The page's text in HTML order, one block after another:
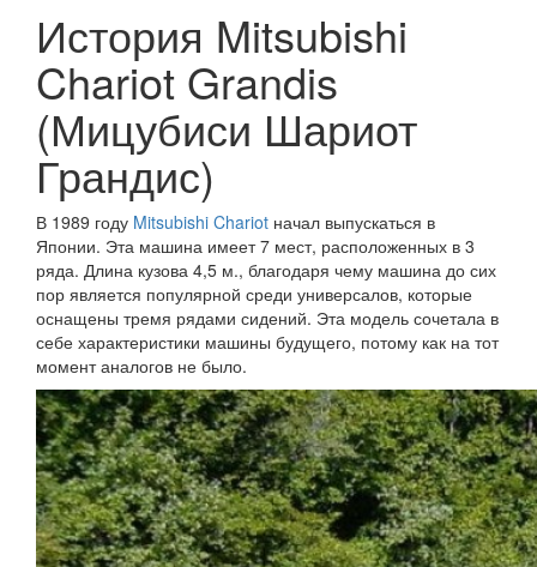
История Mitsubishi
Chariot Grandis
(Мицубиси Шариот
Грандис)
В 1989 году Mitsubishi Chariot начал выпускаться в
Японии. Эта машина имеет 7 мест, расположенных в 3
ряда. Длина кузова 4,5 м., благодаря чему машина до сих
пор является популярной среди универсалов, которые
оснащены тремя рядами сидений. Эта модель сочетала в
себе характеристики машины будущего, потому как на тот
момент аналогов не было.